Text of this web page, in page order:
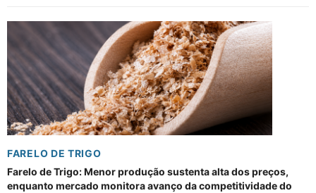
FARELO DE TRIGO
Farelo de Trigo: Menor produção sustenta alta dos preços,
enquanto mercado monitora avanço da competitividade do